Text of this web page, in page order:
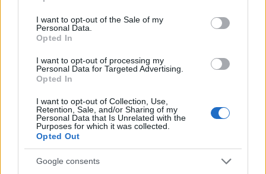
use your data for below specified purposes in below Google
consent section.
I want to opt-out of the Sale of my
Personal Data.
Opted In
I want to opt-out of processing my
Personal Data for Targeted Advertising.
Opted In
I want to opt-out of Collection, Use,
Retention, Sale, and/or Sharing of my
Personal Data that Is Unrelated with the
Purposes for which it was collected.
Opted Out
Google consents
ΕΛΛΑΔΑ
06/04/2018 - 13:26
των κροτίδων - Του έκαναν ευθανασία
(ΦΩΤΟ)
Πάσχα 2018: Απευθύνεται στον "Άγγελο και
τον Δημήτρη"